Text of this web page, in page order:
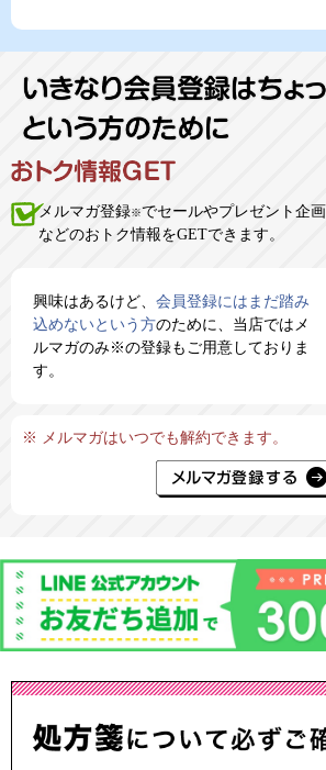
メルマガ登録※でセールやプレゼント企画
などのおトク情報をGETできます。
興味はあるけど、 会員登録にはまだ踏み
込めないという方のために、当店ではメ
ルマガのみ※の登録もご用意しておりま
す。
※ メルマガはいつでも解約できます。